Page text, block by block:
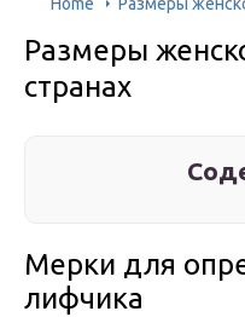
Размеры
странах
Мерки для
лифчика